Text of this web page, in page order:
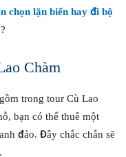
chọn lặn biển hay đi bộ
?
Chàm
trong tour Cù Lao
bạn có thể thuê một
đảo. Đây chắc chắn sẽ